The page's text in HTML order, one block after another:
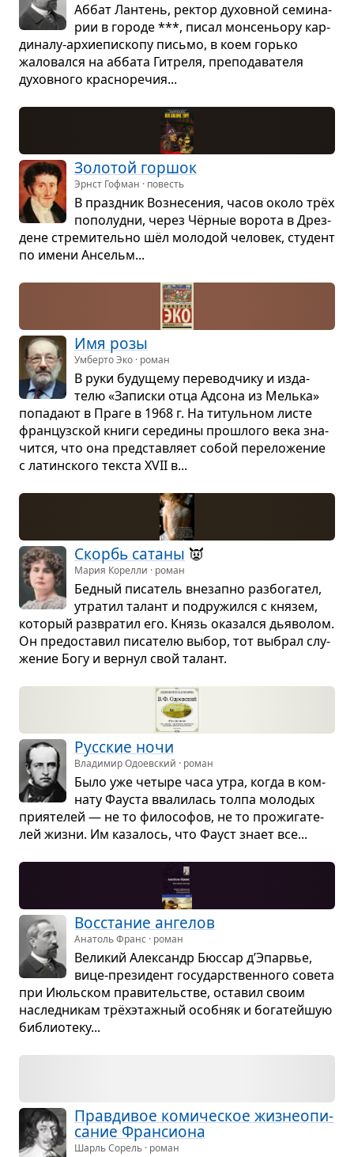
Аббат Лан­тень, рек­тор духов­ной семи­на­
рии в городе ***, писал мон­се­ньору кар­
ди­налу-архи­епи­скопу письмо, в коем горько
жало­вался на аббата Гит­реля, пре­по­да­ва­теля
духов­ного крас­но­ре­чия...
Золо­той гор­шок
Эрнст Гофман · повесть
В празд­ник Воз­не­се­ния, часов около трёх
попо­лу­дни, через Чёр­ные ворота в Дрез­
дене стре­ми­тельно шёл моло­дой чело­век, сту­дент
по имени Ансельм...
Имя розы
Умберто Эко · роман
В руки буду­щему пере­вод­чику и изда­
телю «Записки отца Адсона из Мелька»
попа­дают в Праге в 1968 г. На титуль­ном листе
фран­цуз­ской книги сере­дины про­шлого века зна­
чится, что она пред­став­ляет собой пере­ло­же­ние
с латин­ского тек­ста XVII в...
Скорбь сатаны 👿
Мария Корелли · роман
Бед­ный писа­тель вне­запно раз­бо­га­тел,
утра­тил талант и подру­жился с кня­зем,
кото­рый раз­вра­тил его. Князь ока­зался дья­во­лом.
Он предо­ста­вил писа­телю выбор, тот выбрал слу­
же­ние Богу и вер­нул свой талант.
Рус­ские ночи
Владимир Одоевский · роман
Было уже четыре часа утра, когда в ком­
нату Фау­ста вва­ли­лась толпа моло­дых
при­я­те­лей — не то фило­со­фов, не то про­жи­га­те­
лей жизни. Им каза­лось, что Фауст знает все...
Вос­ста­ние анге­лов
Анатоль Франс · роман
Вели­кий Алек­сандр Бюс­сар д’Эпарвье,
вице-пре­зи­дент госу­дар­ствен­ного совета
при Июль­ском пра­ви­тель­стве, оста­вил своим
наслед­ни­кам трёх­этаж­ный особ­няк и бога­тейшую
биб­лио­теку...
Прав­ди­вое коми­че­ское жиз­не­опи­
са­ние Фран­си­она
Шарль Сорель · роман